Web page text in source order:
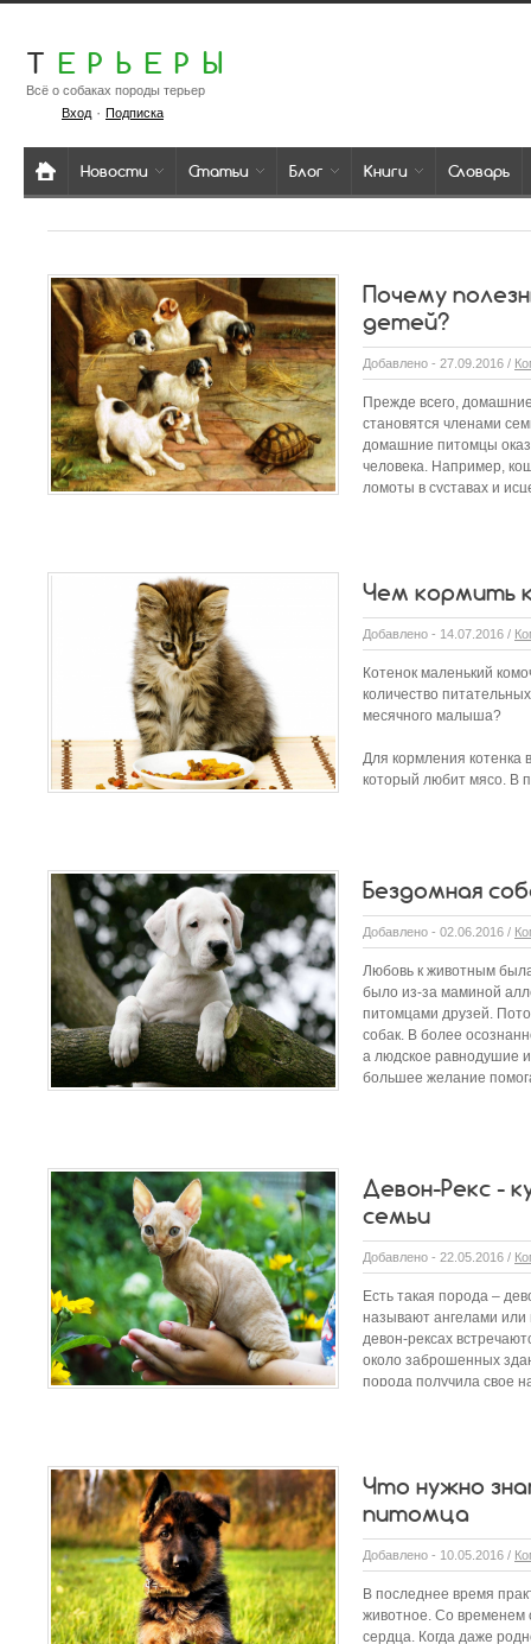
Т ЕРЬЕРЫ
Всё о собаках породы терьер
Вход· Подписка
Новости Статьи Блог Книги Словарь
Почему
детей?
Добавлено - 27.09.2016 /
Прежде всего,
становятся членами
домашние питомцы
человека. Например,
ломоты в суставах и
Чем кормить
Добавлено - 14.07.2016 /
Котенок маленький
количество
месячного малыша?
Для кормления котенка
который любит мясо. В
Бездомная
Добавлено - 02.06.2016 /
Любовь к животным
было из-за маминой
питомцами друзей.
собак. В более
а людское равнодушие
большее желание
Девон-Рекс -
семьи
Добавлено - 22.05.2016 /
Есть такая порода –
называют ангелами
девон-рексах
около заброшенных
порода получила свое
Что нужно
питомца
Добавлено - 10.05.2016 /
В последнее время
животное. Со временем
сердца. Когда даже